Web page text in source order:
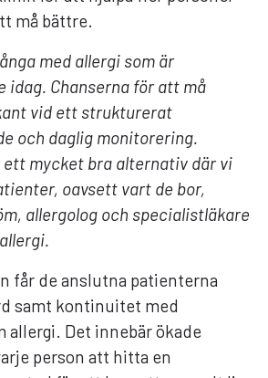
må bättre.
med allergi som är
idag. Chanserna för att må
vid ett strukturerat
och daglig monitorering.
mycket bra alternativ där vi
oavsett vart de bor,
allergolog och specialistläkare
får de anslutna patienterna
samt kontinuitet med
allergi. Det innebär ökade
person att hitta en